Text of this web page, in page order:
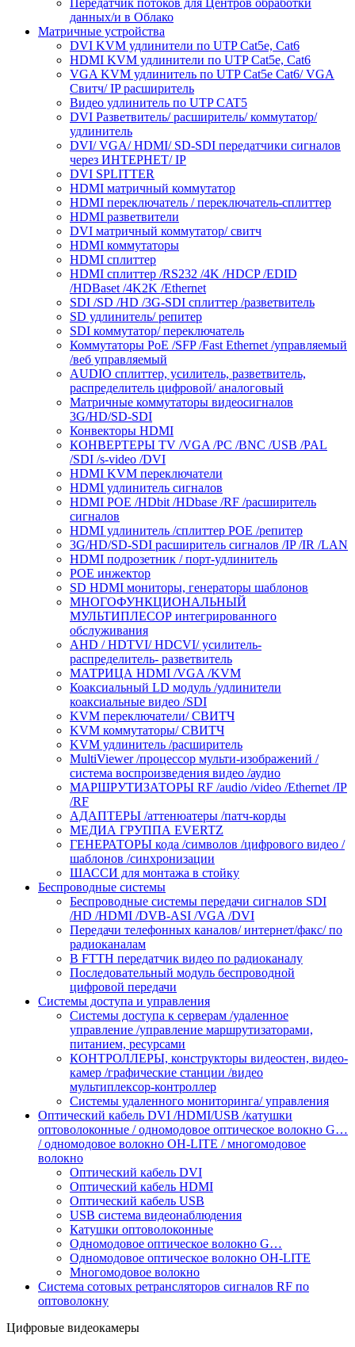
Передатчик потоков для Центров обработки
данных/и в Облако
Матричные устройства
DVI KVM удлинители по UTP Cat5e, Cat6
HDMI KVM удлинители по UTP Cat5e, Cat6
VGA KVM удлинитель по UTP Cat5e Cat6/ VGA
Свитч/ IP расширитель
Видео удлинитель по UTP CAT5
DVI Разветвитель/ расширитель/ коммутатор/
удлинитель
DVI/ VGA/ HDMI/ SD-SDI передатчики сигналов
через ИНТЕРНЕТ/ IP
DVI SPLITTER
HDMI матричный коммутатор
HDMI переключатель / переключатель-сплиттер
HDMI разветвители
DVI матричный коммутатор/ свитч
HDMI коммутаторы
HDMI сплиттер
HDMI сплиттер /RS232 /4K /HDCP /EDID
/HDBaset /4K2K /Ethernet
SDI /SD /HD /3G-SDI сплиттер /разветвитель
SD удлинитель/ репитер
SDI коммутатор/ переключатель
Коммутаторы PoE /SFP /Fast Ethernet /управляемый
/веб управляемый
AUDIO сплиттер, усилитель, разветвитель,
распределитель цифровой/ аналоговый
Матричные коммутаторы видеосигналов
3G/HD/SD-SDI
Конвекторы HDMI
КОНВЕРТЕРЫ TV /VGA /PC /BNC /USB /PAL
/SDI /s-video /DVI
HDMI KVM переключатели
HDMI удлинитель сигналов
HDMI POE /HDbit /HDbase /RF /расширитель
сигналов
HDMI удлинитель /сплиттер POE /репитер
3G/HD/SD-SDI расширитель сигналов /IP /IR /LAN
HDMI подрозетник / порт-удлинитель
POE инжектор
SD HDMI мониторы, генераторы шаблонов
МНОГОФУНКЦИОНАЛЬНЫЙ
МУЛЬТИПЛЕСОР интегрированного
обслуживания
AHD / HDTVI/ HDCVI/ усилитель-
распределитель- разветвитель
МАТРИЦА HDMI /VGA /KVM
Коаксиальный LD модуль /удлинители
коаксиальные видео /SDI
KVM переключатели/ СВИТЧ
KVM коммутаторы/ СВИТЧ
KVM удлинитель /расширитель
MultiViewer /процессор мульти-изображений /
система воспроизведения видео /аудио
МАРШРУТИЗАТОРЫ RF /audio /video /Ethernet /IP
/RF
АДАПТЕРЫ /аттенюатеры /патч-корды
МЕДИА ГРУППА EVERTZ
ГЕНЕРАТОРЫ кода /символов /цифрового видео /
шаблонов /синхронизации
ШАССИ для монтажа в стойку
Беспроводные системы
Беспроводные системы передачи сигналов SDI
/HD /HDMI /DVB-ASI /VGA /DVI
Передачи телефонных каналов/ интернет/факс/ по
радиоканалам
В FTTH передатчик видео по радиоканалу
Последовательный модуль беспроводной
цифровой передачи
Системы доступа и управления
Системы доступа к серверам /удаленное
управление /управление маршрутизаторами,
питанием, ресурсами
КОНТРОЛЛЕРЫ, конструкторы видеостен, видео-
камер /графические станции /видео
мультиплексор-контроллер
Cистемы удаленного мониторинга/ управления
Оптичеcкий кабель DVI /HDMI/USB /катушки
оптоволоконные / одномодовое оптическое волокно G…
/ одномодовое волокно OH-LITE / многомодовое
волокно
Оптичеcкий кабель DVI
Оптический кабель HDMI
Оптический кабель USB
USB система видеонаблюдения
Катушки оптоволоконные
Одномодовое оптическое волокно G…
Одномодовое оптическое волокно OH-LITE
Многомодовое волокно
Система сотовых ретрансляторов сигналов RF по
оптоволокну
Цифровые видеокамеры